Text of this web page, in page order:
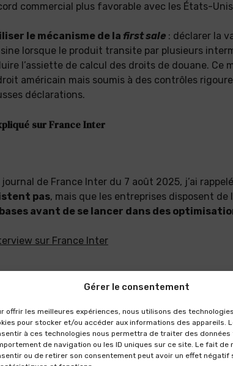
Gérer le consentement
offrir les meilleures expériences, nous utilisons des
pour stocker et/ou accéder aux informations des appareils.
à ces technologies nous permettra de traiter des données
de navigation ou les ID uniques sur ce site. Le fait de
ou de retirer son consentement peut avoir un effet négatif
commercial plus favorable avec les États-
le mécanisme de la first sale : déclarer la
lorsque le produit transite par plusieurs
l’assiette de calcul des droits de douane. Ce
américain mais soumis à des contrôles
déclarations.
sur France Inter
de France Inter du 7 août 2025, j’ai
pas, mais que les entreprises disposent
avant de se lancer dans des
sur France Inter
Je suis Marie Fernet, avocate, et j’exerce